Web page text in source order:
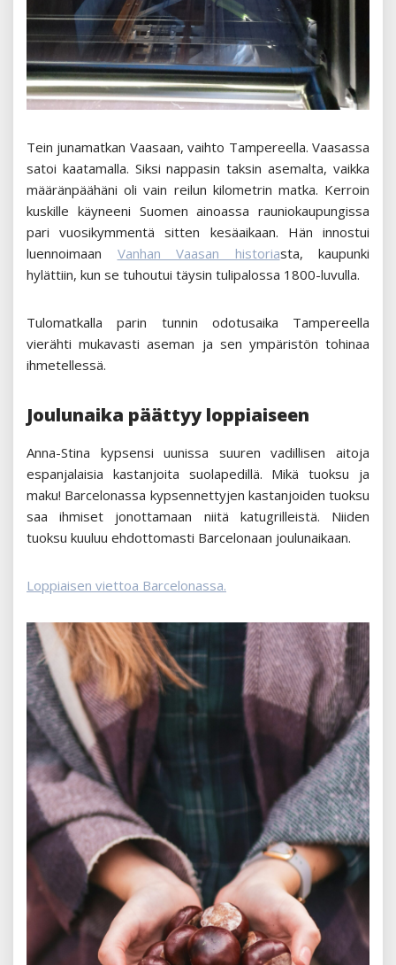
Tein junamatkan Vaasaan, vaihto Tampereella. Vaasassa
satoi kaatamalla. Siksi nappasin taksin asemalta, vaikka
määränpäähäni oli vain reilun kilometrin matka. Kerroin
kuskille käyneeni Suomen ainoassa rauniokaupungissa
pari vuosikymmentä sitten kesäaikaan. Hän innostui
luennoimaan Vanhan Vaasan historiasta, kaupunki
hylättiin, kun se tuhoutui täysin tulipalossa 1800-luvulla.
Tulomatkalla parin tunnin odotusaika Tampereella
vierähti mukavasti aseman ja sen ympäristön tohinaa
ihmetellessä.
Joulunaika päättyy loppiaiseen
Anna-Stina kypsensi uunissa suuren vadillisen aitoja
espanjalaisia kastanjoita suolapedillä. Mikä tuoksu ja
maku! Barcelonassa kypsennettyjen kastanjoiden tuoksu
saa ihmiset jonottamaan niitä katugrilleistä. Niiden
tuoksu kuuluu ehdottomasti Barcelonaan joulunaikaan.
Loppiaisen viettoa Barcelonassa.